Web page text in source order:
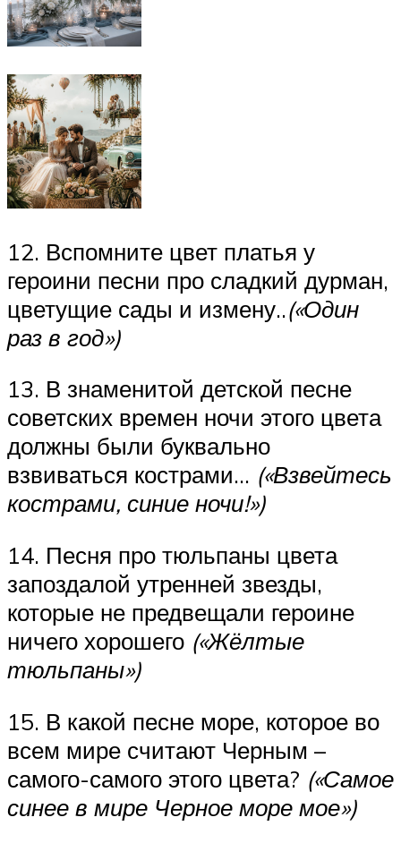
12. Вспомните цвет платья у
героини песни про сладкий дурман,
цветущие сады и измену..(«Один
раз в год»)
13. В знаменитой детской песне
советских времен ночи этого цвета
должны были буквально
взвиваться кострами… («Взвейтесь
кострами, синие ночи!»)
14. Песня про тюльпаны цвета
запоздалой утренней звезды,
которые не предвещали героине
ничего хорошего («Жёлтые
тюльпаны»)
15. В какой песне море, которое во
всем мире считают Черным –
самого-самого этого цвета? («Самое
синее в мире Черное море мое»)